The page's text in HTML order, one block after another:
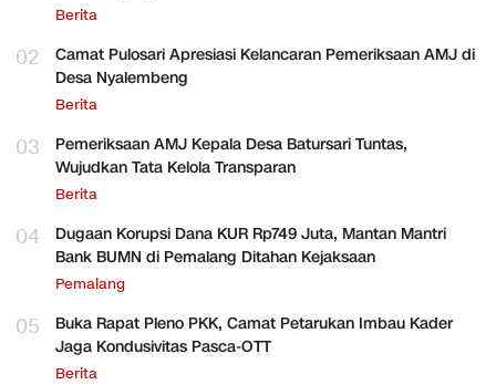
Berita
02
Camat Pulosari Apresiasi Kelancaran Pemeriksaan AMJ di
Desa Nyalembeng
Berita
03
Pemeriksaan AMJ Kepala Desa Batursari Tuntas,
Wujudkan Tata Kelola Transparan
Berita
04
Dugaan Korupsi Dana KUR Rp749 Juta, Mantan Mantri
Bank BUMN di Pemalang Ditahan Kejaksaan
Pemalang
05
Buka Rapat Pleno PKK, Camat Petarukan Imbau Kader
Jaga Kondusivitas Pasca-OTT
Berita